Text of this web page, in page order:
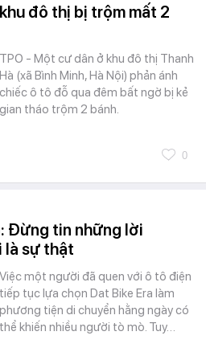
đô thị bị trộm mất 2
TPO - Một cư dân ở khu đô thị Thanh
Hà (xã Bình Minh, Hà Nội) phản ánh
chiếc ô tô đỗ qua đêm bất ngờ bị kẻ
gian tháo trộm 2 bánh.
0
Đừng tin những lời
là sự thật
Việc một người đã quen với ô tô điện
tiếp tục lựa chọn Dat Bike Era làm
phương tiện di chuyển hằng ngày có
thể khiến nhiều người tò mò. Tuy…